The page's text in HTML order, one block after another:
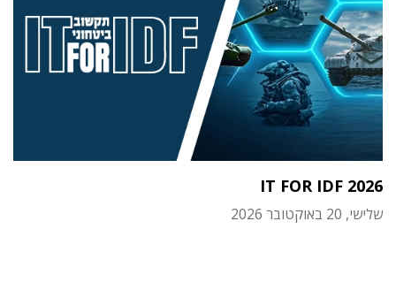
IT FOR IDF 2026
שלישי, 20 באוקטובר 2026